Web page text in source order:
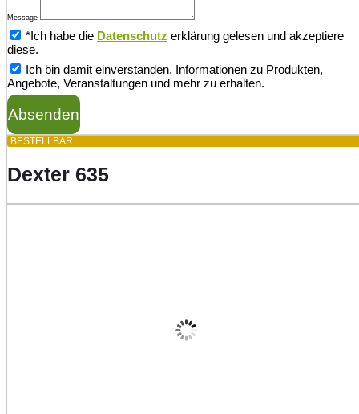
Message
*Ich habe die Datenschutz erklärung gelesen und akzeptiere
diese.
Ich bin damit einverstanden, Informationen zu Produkten,
Angebote, Veranstaltungen und mehr zu erhalten.
Absenden
BESTELLBAR
Dexter 635